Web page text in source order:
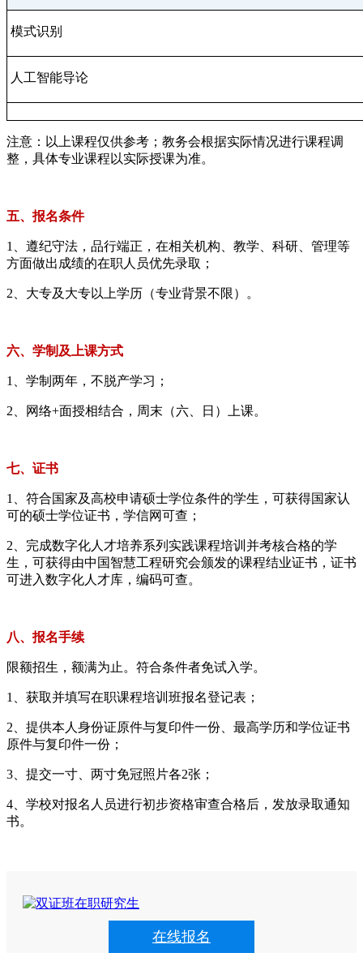
模式识别
人工智能导论
注意：以上课程仅供参考；教务会根据实际情况进行课程调
整，具体专业课程以实际授课为准。
五、报名条件
1、遵纪守法，品行端正，在相关机构、教学、科研、管理等
方面做出成绩的在职人员优先录取；
2、大专及大专以上学历（专业背景不限）。
六、学制及上课方式
1、学制两年，不脱产学习；
2、网络+面授相结合，周末（六、日）上课。
七、证书
1、符合国家及高校申请硕士学位条件的学生，可获得国家认
可的硕士学位证书，学信网可查；
2、完成数字化人才培养系列实践课程培训并考核合格的学
生，可获得由中国智慧工程研究会颁发的课程结业证书，证书
可进入数字化人才库，编码可查。
八、报名手续
限额招生，额满为止。符合条件者免试入学。
1、获取并填写在职课程培训班报名登记表；
2、提供本人身份证原件与复印件一份、最高学历和学位证书
原件与复印件一份；
3、提交一寸、两寸免冠照片各2张；
4、学校对报名人员进行初步资格审查合格后，发放录取通知
书。
在线报名